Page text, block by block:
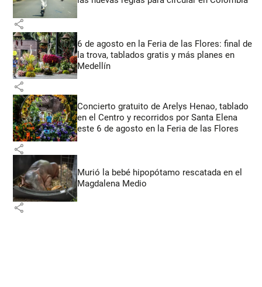
share
6 de agosto en la Feria de las Flores: final de
la trova, tablados gratis y más planes en
Medellín
share
Concierto gratuito de Arelys Henao, tablado
en el Centro y recorridos por Santa Elena
este 6 de agosto en la Feria de las Flores
share
Murió la bebé hipopótamo rescatada en el
Magdalena Medio
share